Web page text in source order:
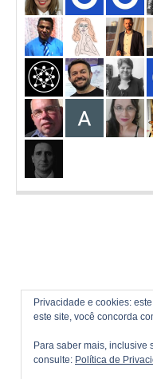
Privacidade e cookies:
este site, você concorda
Para saber mais, inclusive
consulte: Política de